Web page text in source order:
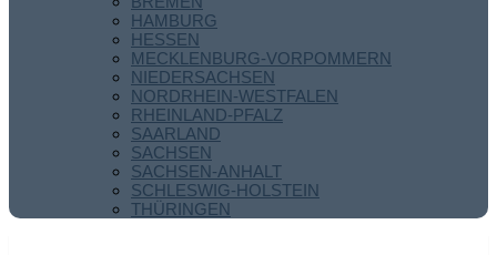
HAMBURG
HESSEN
MECKLENBURG-VORPOMMERN
NIEDERSACHSEN
NORDRHEIN-WESTFALEN
RHEINLAND-PFALZ
SAARLAND
SACHSEN
SACHSEN-ANHALT
SCHLESWIG-HOLSTEIN
THÜRINGEN